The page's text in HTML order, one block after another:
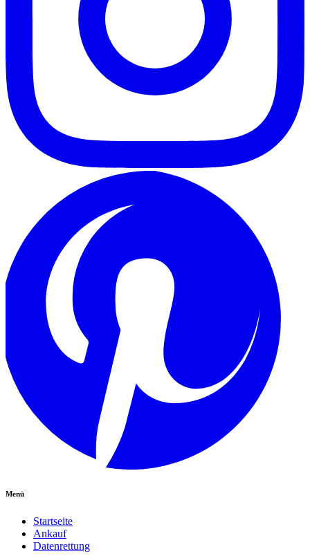
Menü
Startseite
Ankauf
Datenrettung